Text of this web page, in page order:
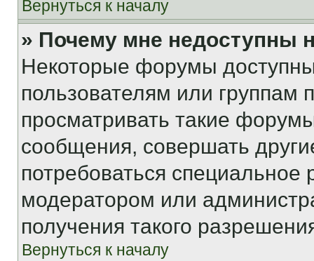
Вернуться к началу
» Почему мне недоступны
Некоторые форумы
пользователям или группам
просматривать такие
сообщения, совершать
потребоваться
модератором или
получения такого
Вернуться к началу